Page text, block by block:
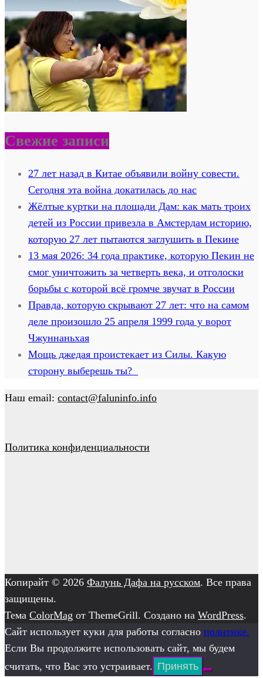
Свежие записи
27 лет назад в Китае объявили войну совести.
Сегодня эта война докатилась до нас
Жёлтые куртки на площади Дам: как мать троих
детей из России привезла в Амстердам историю,
которую 27 лет пытаются заглушить в Пекине
13 мая 2026: 34 года практике, которую Пекин не
смог уничтожить за четверть века, и отголоски
борьбы с которой всё громче звучат в России
Правда, которую скрывают 27 лет: что на самом
деле произошло 25 апреля 1999 года у ворот
Чжуннаньхая
Мощь джедая проистекает из Силы. Какую
сторону выберешь ты?
Наш email: contact@faluninfo.info
Политика конфиденциальности
Копирайт © 2026 Фалунь Дафа на русском. Все права
защищены.
Тема ColorMag от ThemeGrill. Создано на WordPress.
Сайт использует куки для работы согласно политике.
Если Вы продолжите использовать сайт, мы будем
считать, что Вас это устраивает. Принять